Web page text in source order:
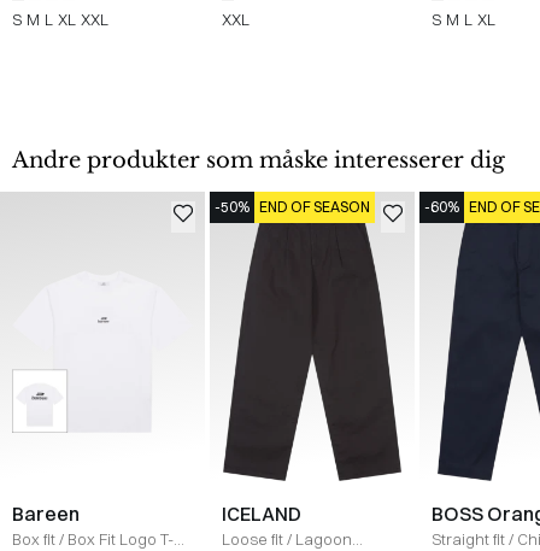
S M L XL XXL XXL S M L XL
Andre produkter som måske interesserer dig
Bareen
Box fit/ Box Fit Logo T-
-50% END OF SEASON
ICELAND
Loose fit/ Lagoon
-60% END OF
BOSS
Straight fit/